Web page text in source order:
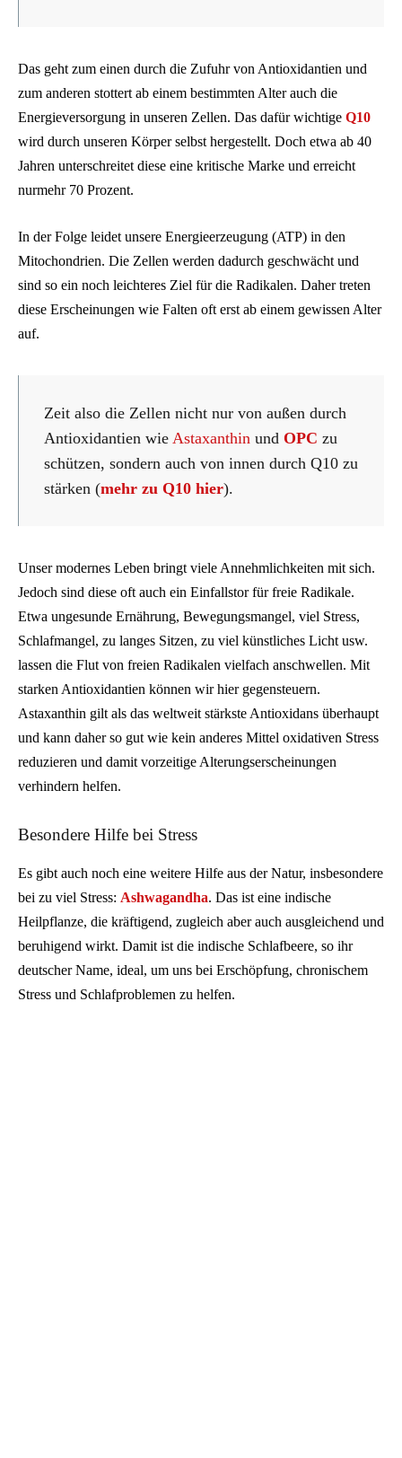
Das geht zum einen durch die Zufuhr von Antioxidantien und
zum anderen stottert ab einem bestimmten Alter auch die
Energieversorgung in unseren Zellen. Das dafür wichtige Q10
wird durch unseren Körper selbst hergestellt. Doch etwa ab 40
Jahren unterschreitet diese eine kritische Marke und erreicht
nurmehr 70 Prozent.
In der Folge leidet unsere Energieerzeugung (ATP) in den
Mitochondrien. Die Zellen werden dadurch geschwächt und
sind so ein noch leichteres Ziel für die Radikalen. Daher treten
diese Erscheinungen wie Falten oft erst ab einem gewissen Alter
auf.
Zeit also die Zellen nicht nur von außen durch
Antioxidantien wie Astaxanthin und OPC zu
schützen, sondern auch von innen durch Q10 zu
stärken (mehr zu Q10 hier).
Unser modernes Leben bringt viele Annehmlichkeiten mit sich.
Jedoch sind diese oft auch ein Einfallstor für freie Radikale.
Etwa ungesunde Ernährung, Bewegungsmangel, viel Stress,
Schlafmangel, zu langes Sitzen, zu viel künstliches Licht usw.
lassen die Flut von freien Radikalen vielfach anschwellen. Mit
starken Antioxidantien können wir hier gegensteuern.
Astaxanthin gilt als das weltweit stärkste Antioxidans überhaupt
und kann daher so gut wie kein anderes Mittel oxidativen Stress
reduzieren und damit vorzeitige Alterungserscheinungen
verhindern helfen.
Besondere Hilfe bei Stress
Es gibt auch noch eine weitere Hilfe aus der Natur, insbesondere
bei zu viel Stress: Ashwagandha. Das ist eine indische
Heilpflanze, die kräftigend, zugleich aber auch ausgleichend und
beruhigend wirkt. Damit ist die indische Schlafbeere, so ihr
deutscher Name, ideal, um uns bei Erschöpfung, chronischem
Stress und Schlafproblemen zu helfen.